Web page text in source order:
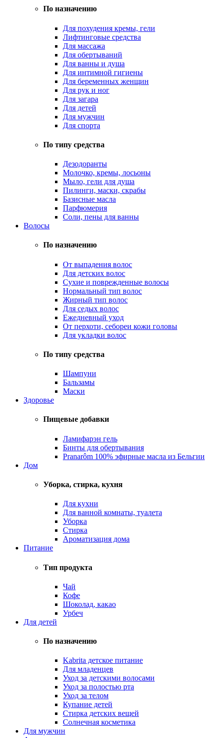
По назначению
Для похудения кремы, гели
Лифтинговые средства
Для массажа
Для обертываний
Для ванны и душа
Для интимной гигиены
Для беременных женщин
Для рук и ног
Для загара
Для детей
Для мужчин
Для спорта
По типу средства
Дезодоранты
Молочко, кремы, лосьоны
Мыло, гели для душа
Пилинги, маски, скрабы
Базисные масла
Парфюмерия
Соли, пены для ванны
Волосы
По назначению
От выпадения волос
Для детских волос
Сухие и поврежденные волосы
Нормальный тип волос
Жирный тип волос
Для седых волос
Ежедневный уход
От перхоти, себореи кожи головы
Для укладки волос
По типу средства
Шампуни
Бальзамы
Маски
Здоровье
Пищевые добавки
Ламифарэн гель
Бинты для обертывания
Pranarôm 100% эфирные масла из Бельгии
Дом
Уборка, стирка, кухня
Для кухни
Для ванной комнаты, туалета
Уборка
Стирка
Ароматизация дома
Питание
Тип продукта
Чай
Кофе
Шоколад, какао
Урбеч
Для детей
По назначению
Kabrita детское питание
Для младенцев
Уход за детскими волосами
Уход за полостью рта
Уход за телом
Купание детей
Стирка детских вещей
Солнечная косметика
Для мужчин